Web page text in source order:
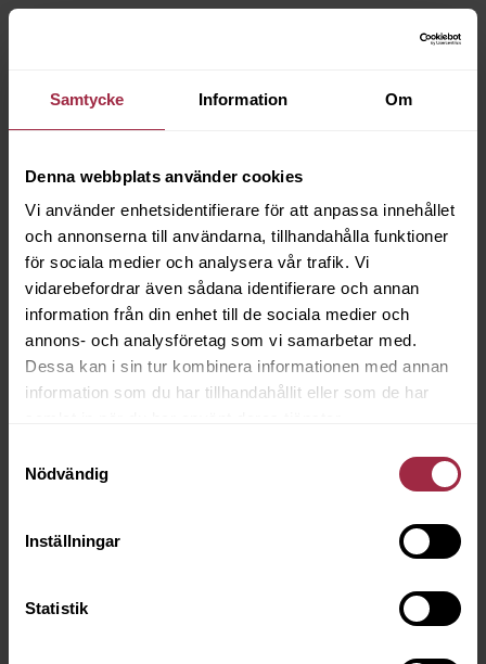
Samtycke Information Om
Denna webbplats använder cookies
Vi använder enhetsidentifierare för att anpassa innehållet
och annonserna till användarna, tillhandahålla funktioner
för sociala medier och analysera vår trafik. Vi
vidarebefordrar även sådana identifierare och annan
information från din enhet till de sociala medier och
annons- och analysföretag som vi samarbetar med.
Dessa kan i sin tur kombinera informationen med annan
information som du har tillhandahållit eller som de har
Nödvändig
Inställningar
Statistik